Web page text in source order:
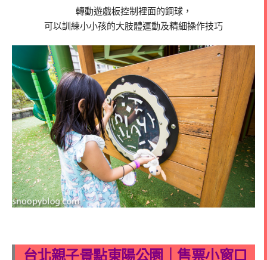
轉動遊戲板控制裡面的鋼球，
可以訓練小小孩的大肢體運動及精細操作技巧
台北親子景點東陽公園｜售票小窗口